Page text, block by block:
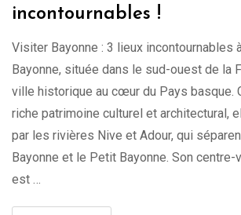
incontournables !
Visiter Bayonne : 3 lieux incontournables
Bayonne, située dans le sud-ouest de la
ville historique au cœur du Pays basque.
riche patrimoine culturel et architectural,
par les rivières Nive et Adour, qui
Bayonne et le Petit Bayonne. Son
est …